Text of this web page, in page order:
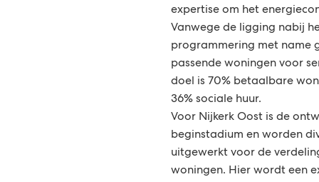
expertise om het
Vanwege de ligging nabij
programmering met name
passende woningen voor
doel is 70% betaalbare
36% sociale huur.
Voor Nijkerk Oost is de
beginstadium en worden
uitgewerkt voor de
woningen. Hier wordt een